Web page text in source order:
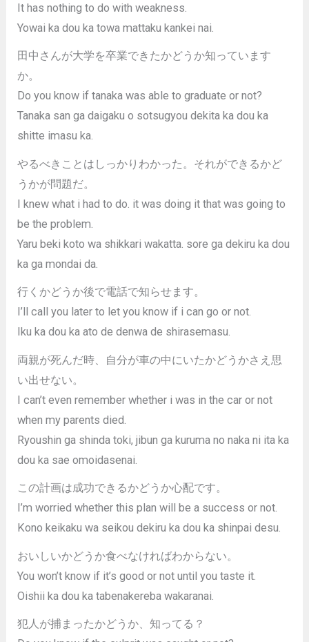
It has nothing to do with weakness.
Yowai ka dou ka towa mattaku kankei nai.
田中さんが大学を卒業できたかどうか知っています
か。
Do you know if tanaka was able to graduate or not?
Tanaka san ga daigaku o sotsugyou dekita ka dou ka
shitte imasu ka.
やるべきことはしっかりわかった。それができるかど
うかが問題だ。
I knew what i had to do. it was doing it that was going to
be the problem.
Yaru beki koto wa shikkari wakatta. sore ga dekiru ka dou
ka ga mondai da.
行くかどうか後で電話で知らせます。
I’ll call you later to let you know if i can go or not.
Iku ka dou ka ato de denwa de shirasemasu.
両親が死んだ時、自分が車の中にいたかどうかさえ思
い出せない。
I can’t even remember whether i was in the car or not
when my parents died.
Ryoushin ga shinda toki, jibun ga kuruma no naka ni ita ka
dou ka sae omoidasenai.
この計画は成功できるかどうか心配です。
I’m worried whether this plan will be a success or not.
Kono keikaku wa seikou dekiru ka dou ka shinpai desu.
おいしいかどうか食べなければわからない。
You won’t know if it’s good or not until you taste it.
Oishii ka dou ka tabenakereba wakaranai.
犯人が捕まったかどうか、知ってる？